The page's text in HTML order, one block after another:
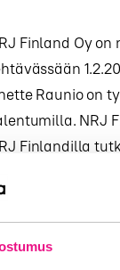
Finland Oy
Raunio on
NRJ
Finlandilla
uusi aamu